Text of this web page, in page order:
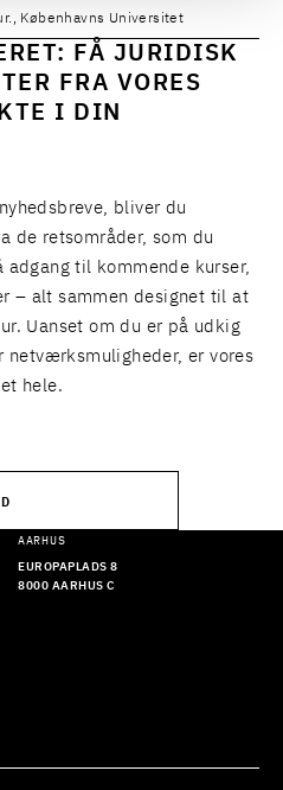
Københavns Universitet
FÅ JURIDISK
FRA VORES
I DIN
bliver du
de retsområder, som du
adgang til kommende kurser,
– alt sammen designet til at
Uanset om du er på udkig
netværksmuligheder, er vores
hele.
AARHUS
EUROPAPLADS 8
8000 AARHUS C